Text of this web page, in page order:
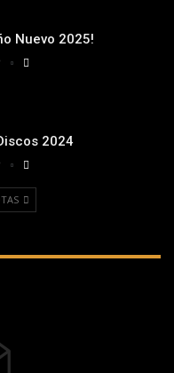
Nuevo 2025!
2024